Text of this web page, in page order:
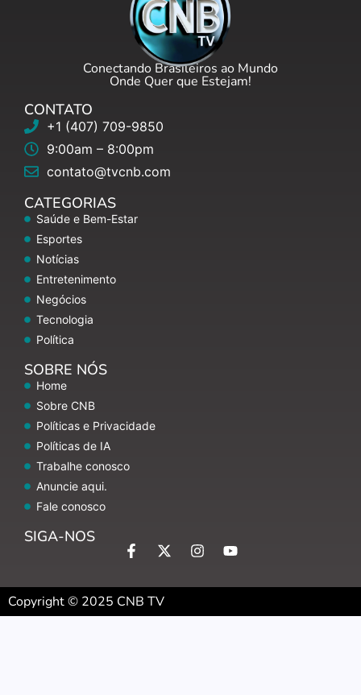
Conectando Brasileiros ao Mundo
Onde Quer que Estejam!
CONTATO
+1 (407) 709-9850
9:00am – 8:00pm
contato@tvcnb.com
CATEGORIAS
Saúde e Bem-Estar
Esportes
Notícias
Entretenimento
Negócios
Tecnologia
Política
SOBRE NÓS
Home
Sobre CNB
Políticas e Privacidade
Políticas de IA
Trabalhe conosco
Anuncie aqui.
Fale conosco
SIGA-NOS
Copyright © 2025 CNB TV